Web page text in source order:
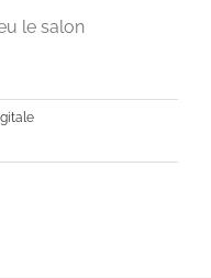
Digitall Makers
le salon